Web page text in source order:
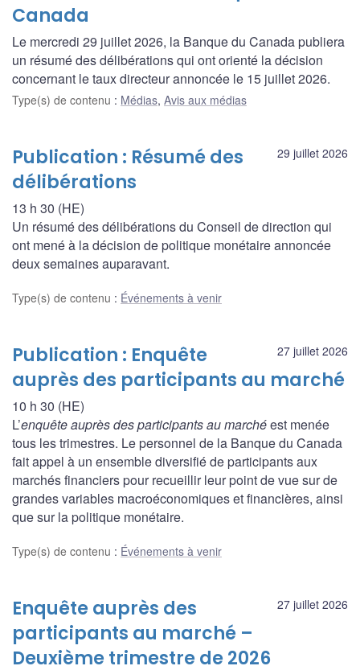
Canada
Le mercredi 29 juillet 2026, la Banque du Canada publiera
un résumé des délibérations qui ont orienté la décision
concernant le taux directeur annoncée le 15 juillet 2026.
Type(s) de contenu : Médias, Avis aux médias
29 juillet 2026
Publication : Résumé des
délibérations
13 h 30 (HE)
Un résumé des délibérations du Conseil de direction qui
ont mené à la décision de politique monétaire annoncée
deux semaines auparavant.
Type(s) de contenu : Événements à venir
27 juillet 2026
Publication : Enquête
auprès des participants au marché
10 h 30 (HE)
L’enquête auprès des participants au marchéest menée
tous les trimestres. Le personnel de la Banque du Canada
fait appel à un ensemble diversifié de participants aux
marchés financiers pour recueillir leur point de vue sur de
grandes variables macroéconomiques et financières, ainsi
que sur la politique monétaire.
Type(s) de contenu : Événements à venir
27 juillet 2026
Enquête auprès des
participants au marché –
Deuxième trimestre de 2026